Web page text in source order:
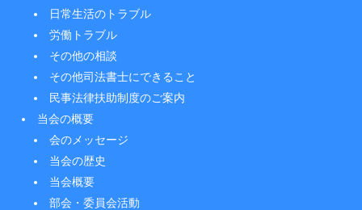
日常生活のトラブル
労働トラブル
その他の相談
その他司法書士にできること
民事法律扶助制度のご案内
当会の概要
会のメッセージ
当会の歴史
当会概要
部会・委員会活動